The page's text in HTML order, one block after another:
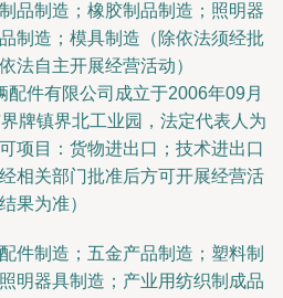
品制造；橡胶制品制造；照明器
制造；模具制造（除依法须经批
法自主开展经营活动）
配件有限公司成立于2006年09月
牌镇界北工业园，法定代表人为
项目：货物进出口；技术进出口
相关部门批准后方可开展经营活
果为准）
件制造；五金产品制造；塑料制
明器具制造；产业用纺织制成品